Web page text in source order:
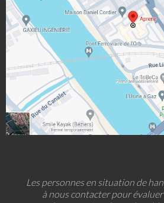
Les personnes en situation de
à nous contacter pour